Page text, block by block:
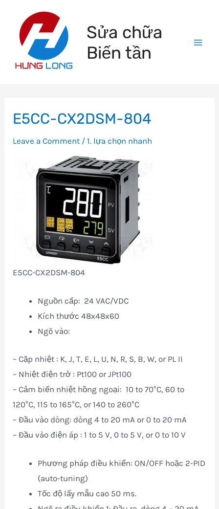
content
Sửa chữa
Biến tần
E5CC-CX2DSM-804
Leave a Comment /1. lựa chọn nhanh
E5CC-CX2DSM-804
Nguồn cấp: 24 VAC/VDC
Kích thước 48x48x60
Ngõ vào:
– Cặp nhiệt : K, J, T, E, L, U, N, R, S, B, W, or PL II
– Nhiệt điện trở : Pt100 or JPt100
– Cảm biến nhiệt hồng ngoại: 10 to 70°C, 60 to
120°C, 115 to 165°C, or 140 to 260°C
– Đầu vào dòng: dòng 4 to 20 mA or 0 to 20 mA
– Đầu vào điện áp : 1 to 5 V, 0 to 5 V, or 0 to 10 V
Phương pháp điều khiển: ON/OFF hoặc 2-PID
(auto-tuning)
Tốc độ lấy mẫu cao 50 ms.